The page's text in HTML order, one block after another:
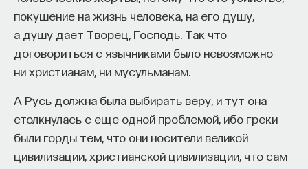
покушение на жизнь человека, на его душу,
а душу дает Творец, Господь. Так что
договориться с язычниками было невозможно
ни христианам, ни мусульманам.
А Русь должна была выбирать веру, и тут она
столкнулась с еще одной проблемой, ибо греки
были горды тем, что они носители великой
цивилизации, христианской цивилизации, что сам
у него будут совершенно разные ответы
на вопрос о целях образования».
Университет должен строить
будущее
«Есть представление о том, что университеты
готовят элиту, и отсюда возникает образ сложно
мыслящего, сложно устроенного человека.
Но здесь возникает и другой, гораздо более